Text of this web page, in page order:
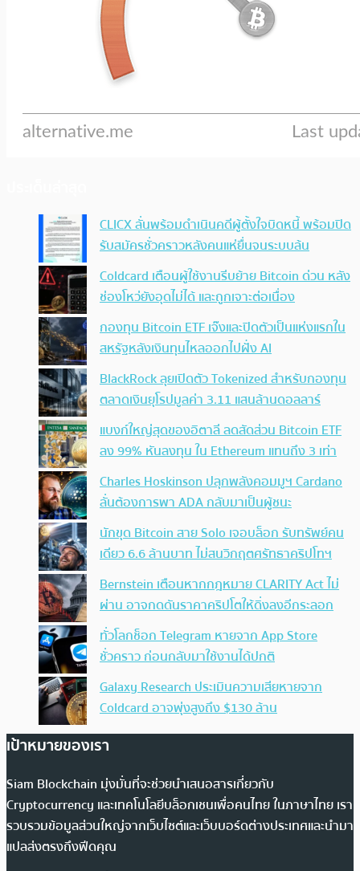
CLICX ลั่นพร้อมดำเนินคดีผู้ตั้งใจบิดหนี้ พร้อมปิด
รับสมัครชั่วคราวหลังคนแห่ยื่นจนระบบล้น
Coldcard เตือนผู้ใช้งานรีบย้าย Bitcoin ด่วน หลัง
ช่องโหว่ยังอุดไม่ได้ และถูกเจาะต่อเนื่อง
กองทุน Bitcoin ETF เจ๊งและปิดตัวเป็นแห่งแรกใน
สหรัฐหลังเงินทุนไหลออกไปฝั่ง AI
BlackRock ลุยเปิดตัว Tokenized สำหรับกองทุน
ตลาดเงินยุโรปมูลค่า 3.11 แสนล้านดอลลาร์
แบงก์ใหญ่สุดของอิตาลี ลดสัดส่วน Bitcoin ETF
ลง 99% หันลงทุน ใน Ethereum แทนถึง 3 เท่า
Charles Hoskinson ปลุกพลังคอมมูฯ Cardano
ลั่นต้องการพา ADA กลับมาเป็นผู้ชนะ
นักขุด Bitcoin สาย Solo เจอบล็อก รับทรัพย์คน
เดียว 6.6 ล้านบาท ไม่สนวิกฤตศรัทธาคริปโทฯ
Bernstein เตือนหากกฎหมาย CLARITY Act ไม่
ผ่าน อาจกดดันราคาคริปโตให้ดิ่งลงอีกระลอก
ทั่วโลกช็อก Telegram หายจาก App Store
ชั่วคราว ก่อนกลับมาใช้งานได้ปกติ
Galaxy Research ประเมินความเสียหายจาก
Coldcard อาจพุ่งสูงถึง $130 ล้าน
เป้าหมายของเรา
Siam Blockchain มุ่งมั่นที่จะช่วยนำเสนอสารเกี่ยวกับ
Cryptocurrency และเทคโนโลยีบล็อกเชนเพื่อคนไทย ในภาษาไทย เรา
รวบรวมข้อมูลส่วนใหญ่จากเว็บไซต์และเว็บบอร์ดต่างประเทศและนำมา
แปลส่งตรงถึงฟีดคุณ